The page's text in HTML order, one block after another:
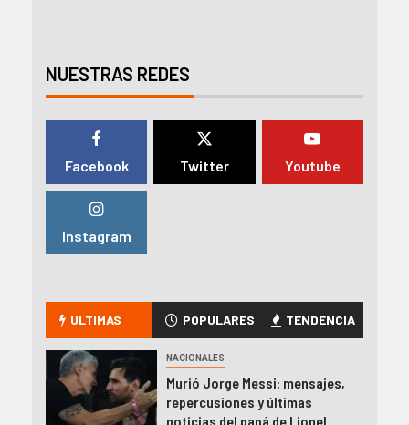
NUESTRAS REDES
Facebook Twitter Youtube
Instagram
ULTIMAS POPULARES TENDENCIA
NACIONALES
Murió Jorge Messi: mensajes,
repercusiones y últimas
noticias del papá de Lionel